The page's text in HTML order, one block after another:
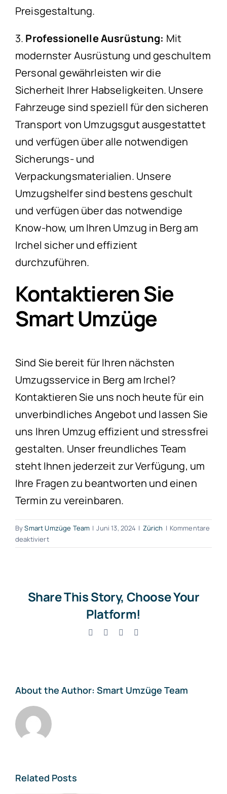
Preisgestaltung.
3. Professionelle Ausrüstung: Mit
modernster Ausrüstung und geschultem
Personal gewährleisten wir die
Sicherheit Ihrer Habseligkeiten. Unsere
Fahrzeuge sind speziell für den sicheren
Transport von Umzugsgut ausgestattet
und verfügen über alle notwendigen
Sicherungs- und
Verpackungsmaterialien. Unsere
Umzugshelfer sind bestens geschult
und verfügen über das notwendige
Know-how, um Ihren Umzug in Berg am
Irchel sicher und effizient
durchzuführen.
Kontaktieren Sie
Smart Umzüge
Sind Sie bereit für Ihren nächsten
Umzugsservice in Berg am Irchel?
Kontaktieren Sie uns noch heute für ein
unverbindliches Angebot und lassen Sie
uns Ihren Umzug effizient und stressfrei
gestalten. Unser freundliches Team
steht Ihnen jederzeit zur Verfügung, um
Ihre Fragen zu beantworten und einen
Termin zu vereinbaren.
BySmart Umzüge Team | Juni 13, 2024 | Zürich | Kommentare
deaktiviertfür
Umzugsservice
Share This Story, Choose Your
Platform!
Facebook LinkedIn
About the Author: Smart Umzüge Team
Related Posts